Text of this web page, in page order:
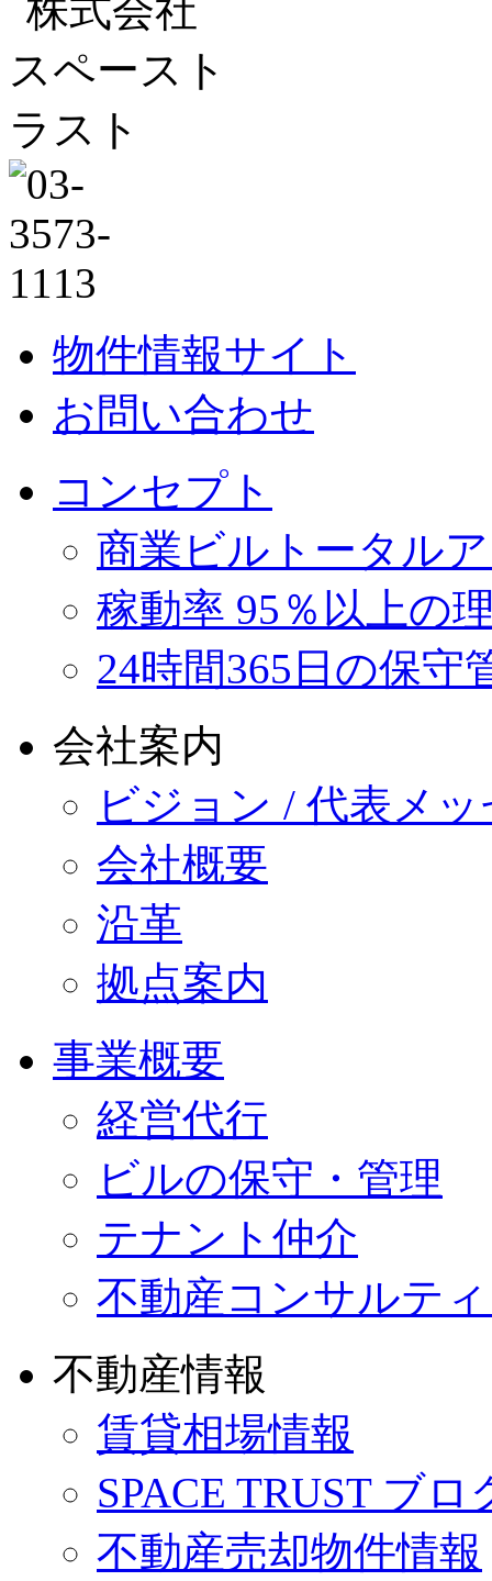
物件情報サイト
お問い合わせ
コンセプト
商業ビルトータル
稼動率 95％以上の
24時間365日の保守
会社案内
ビジョン / 代表メ
会社概要
沿革
拠点案内
事業概要
経営代行
ビルの保守・管理
テナント仲介
不動産コンサルテ
不動産情報
賃貸相場情報
SPACE TRUST ブロ
不動産売却物件情報